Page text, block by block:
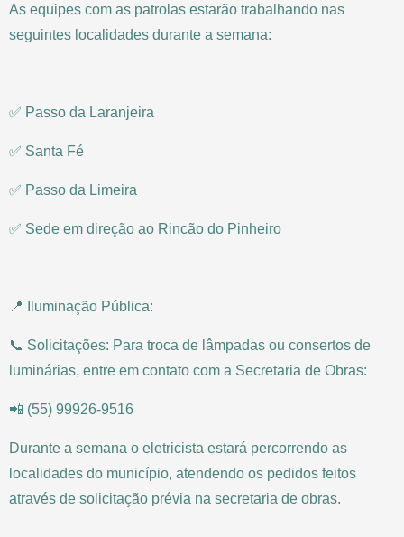
As equipes com as patrolas estarão trabalhando nas
seguintes localidades durante a semana:
✅ Passo da Laranjeira
✅ Santa Fé
✅ Passo da Limeira
✅ Sede em direção ao Rincão do Pinheiro
📍 Iluminação Pública:
📞 Solicitações: Para troca de lâmpadas ou consertos de
luminárias, entre em contato com a Secretaria de Obras:
📲 (55) 99926-9516
Durante a semana o eletricista estará percorrendo as
localidades do município, atendendo os pedidos feitos
através de solicitação prévia na secretaria de obras.